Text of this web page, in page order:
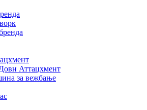
Аттацхмент
за вежбање